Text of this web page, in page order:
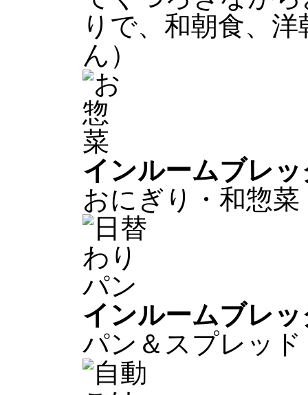
りで、和朝食、
ん）
インルームブレ
おにぎり・和惣
インルームブレ
パン＆スプレッ